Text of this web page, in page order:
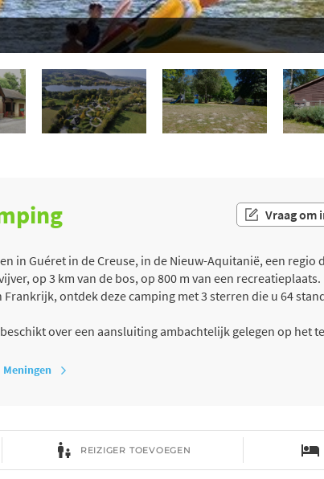
Vraag om
in Guéret in de Creuse, in de Nieuw-Aquitanië, een
op 3 km van de bos, op 800 m van een recreatieplaats.
ontdek deze camping met 3 sterren die u 64
over een aansluiting ambachtelijk gelegen op het
Meningen